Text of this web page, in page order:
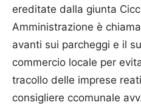
ereditate dalla giunta
Amministrazione è
avanti sui parcheggi e il
commercio locale per
tracollo delle imprese
consigliere ccomunale